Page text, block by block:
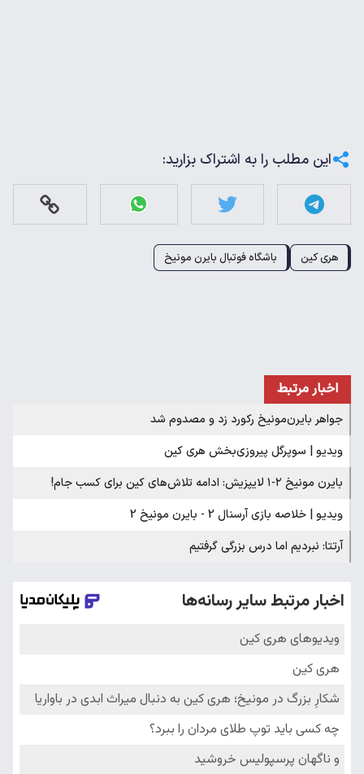
این مطلب را به اشتراک بزارید:
هری کین باشگاه فوتبال بایرن مونیخ
اخبار مرتبط
جواهر بایرن‌مونیخ رکورد زد و مصدوم شد
ویدیو | سوپرگل پیروزی‌بخش هری کین
بایرن مونیخ ۲-۱ لایپزیش: ادامه تلاش‌های کین برای کسب جام!
ویدیو | خلاصه بازی آرسنال 2 - بایرن مونیخ 2
آرتتا: نبردیم اما درس بزرگی گرفتیم